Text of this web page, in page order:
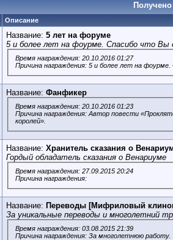
Описание
Название: 5 лет на форуме
5 и более лет на фоурме. Спасибо что Вы
Время награждения: 20.10.2016 01:27
Причина награждения: 5 и более лет на
Название: Фанфикер
Время награждения: 20.10.2016 01:23
Причина награждения: Автор повести
королей».
Название: Хранитель сказания о
Гордый обладатель сказания о Венариуме
Время награждения: 27.09.2015 20:24
Причина награждения:
Название: Переводы [Мифриловый
За уникальные переводы и многолетний
Время награждения: 03.08.2015 21:39
Причина награждения: За многолетнюю работу.